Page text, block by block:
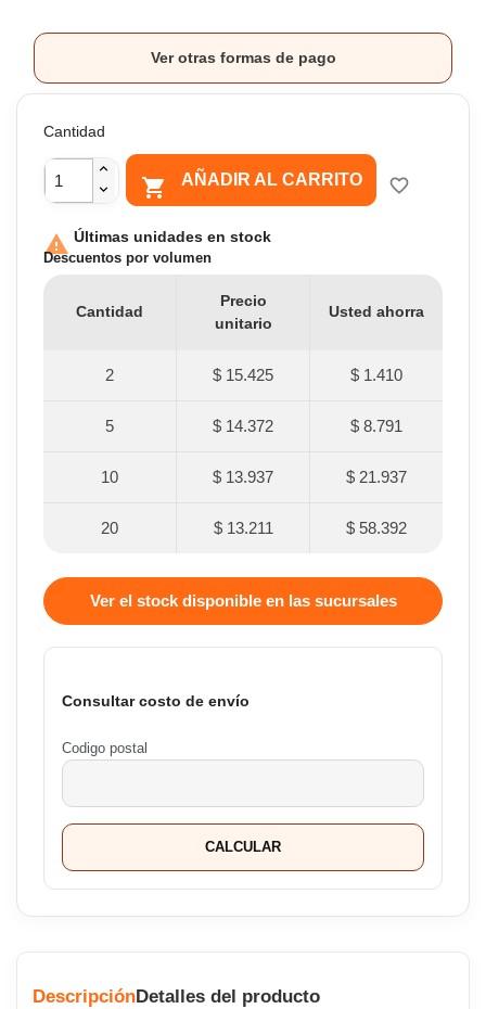
Ver otras formas de pago
Cantidad
 AÑADIR AL CARRITO favorite_border
 Últimas unidades en stock
Descuentos por volumen
Cantidad
Precio
unitario
Usted ahorra
2 $ 15.425 $ 1.410
5 $ 14.372 $ 8.791
10 $ 13.937 $ 21.937
20 $ 13.211 $ 58.392
Ver el stock disponible en las sucursales
Consultar costo de envío
Codigo postal
CALCULAR
DescripciónDetalles del producto